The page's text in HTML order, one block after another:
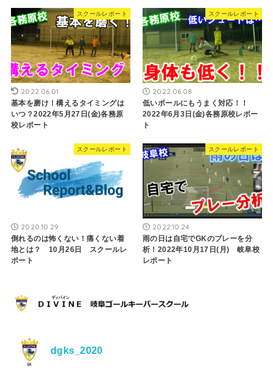
スクールレポート
2022.06.01
基本を磨け！構えるタイミングは
いつ？2022年5月27日(金)各務原
校レポート
スクールレポート
2022.06.08
低いボールにもうまく対応！！
2022年6月3日(金)各務原校レポー
ト
スクールレポート
2020.10.29
倒れるのは怖くない！痛くない着
地とは？ 10月26日 スクールレ
ポート
スクールレポート
2022.10.24
雨の日は自宅でGKのプレーを分
析！2022年10月17日(月) 岐阜校
レポート
dgks_2020